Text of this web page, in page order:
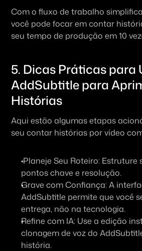
Com o fluxo de trabalho
você pode focar em contar
seu tempo de produção em 10
5. Dicas Práticas para
AddSubtitle para
Histórias
Aqui estão algumas etapas
seu contar histórias por vídeo
Planeje Seu Roteiro: Estruture seu gancho,
pontos chave e resolução.
Grave com Confiança: A
AddSubtitle permite que você
entrega, não na tecnologia.
Refine com IA: Use a edição
clonagem de voz do
história.